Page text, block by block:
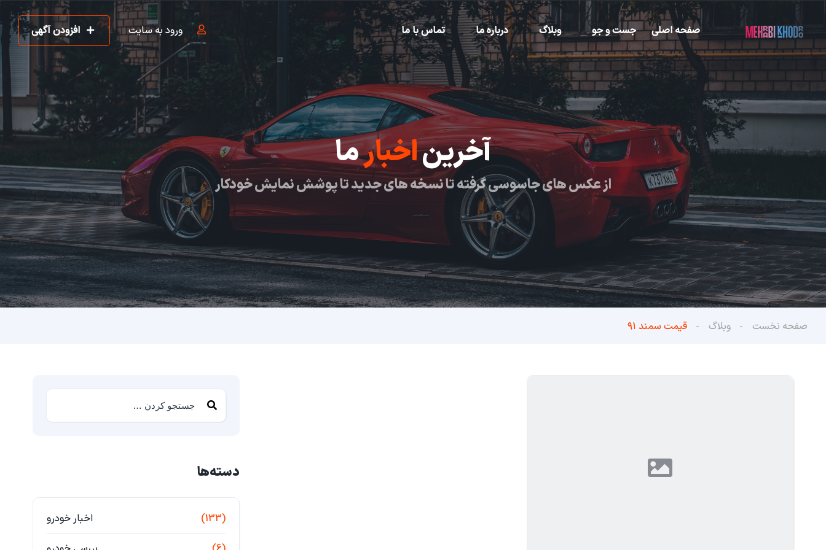
صفحه اصلی جست و جو وبلاگ درباره ما تماس با ما ورود به سایت افزودن آگهی
آخریناخبارما
از عکس های جاسوسی گرفته تا نسخه های جدید تا پوشش نمایش خودکار
صفحه نخست وبلاگ قیمت سمند ۹۱
دسته‌ها
اخبار خودرو (133)